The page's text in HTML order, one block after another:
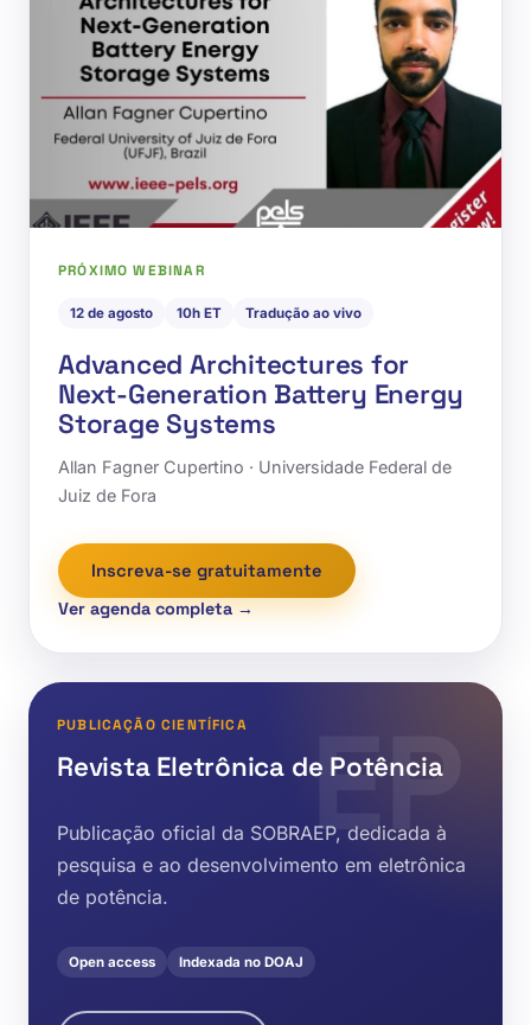
PRÓXIMO WEBINAR
12 de agosto 10h ET Tradução ao vivo
Advanced Architectures for
Next-Generation Battery Energy
Storage Systems
Allan Fagner Cupertino · Universidade Federal de
Juiz de Fora
Inscreva-se gratuitamente
Ver agenda completa →
EP
PUBLICAÇÃO CIENTÍFICA
Revista Eletrônica de Potência
Publicação oficial da SOBRAEP, dedicada à
pesquisa e ao desenvolvimento em eletrônica
de potência.
Open access Indexada no DOAJ